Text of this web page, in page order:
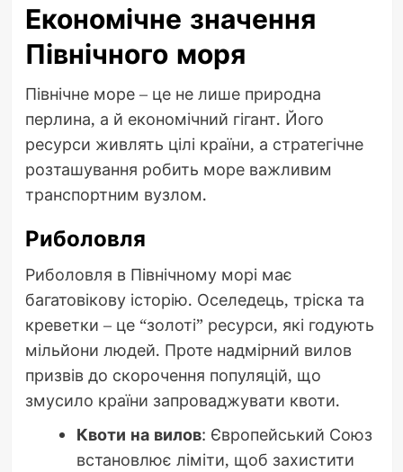
Економічне значення
Північного моря
Північне море – це не лише природна
перлина, а й економічний гігант. Його
ресурси живлять цілі країни, а стратегічне
розташування робить море важливим
транспортним вузлом.
Риболовля
Риболовля в Північному морі має
багатовікову історію. Оселедець, тріска та
креветки – це “золоті” ресурси, які годують
мільйони людей. Проте надмірний вилов
призвів до скорочення популяцій, що
змусило країни запроваджувати квоти.
Квоти на вилов: Європейський Союз
встановлює ліміти, щоб захистити